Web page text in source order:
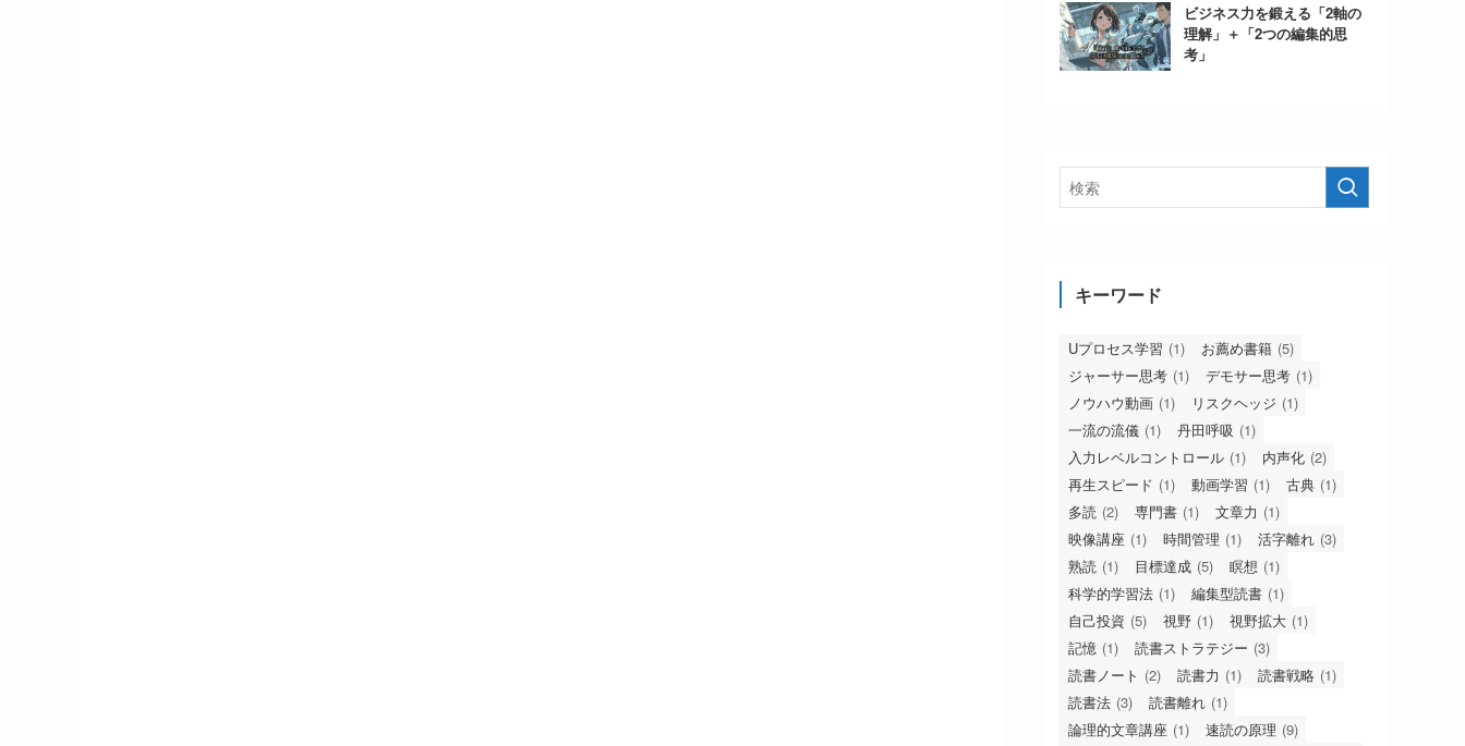
ビジネス力を鍛える「2軸の
理解」＋「2つの編集的思
考」
キーワード
Uプロセス学習 (1) お薦め書籍 (5)
ジャーサー思考 (1) デモサー思考 (1)
ノウハウ動画 (1) リスクヘッジ (1)
一流の流儀 (1) 丹田呼吸 (1)
入力レベルコントロール (1) 内声化 (2)
再生スピード (1) 動画学習 (1) 古典 (1)
多読 (2) 専門書 (1) 文章力 (1)
映像講座 (1) 時間管理 (1) 活字離れ (3)
熟読 (1) 目標達成 (5) 瞑想 (1)
科学的学習法 (1) 編集型読書 (1)
自己投資 (5) 視野 (1) 視野拡大 (1)
記憶 (1) 読書ストラテジー (3)
読書ノート (2) 読書力 (1) 読書戦略 (1)
読書法 (3) 読書離れ (1)
論理的文章講座 (1) 速読の原理 (9)